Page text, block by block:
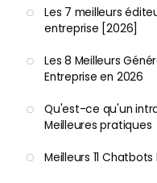
Les 7 meilleurs
entreprise [2026]
Les 8 Meilleurs
Entreprise en 2026
Qu'est-ce qu'un
Meilleures pratiques
Meilleurs 11